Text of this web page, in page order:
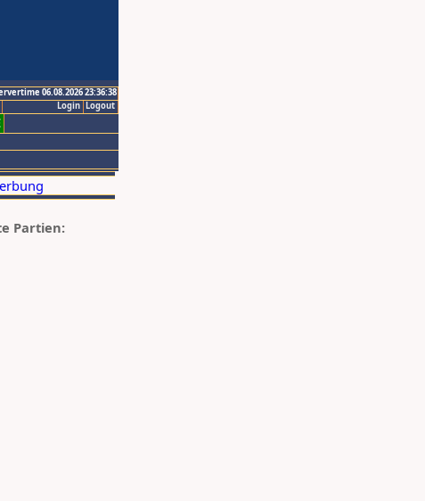
06.08.2026 23:36:38
Logout
Login
Partien: